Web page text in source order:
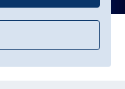
Privacyverklaring